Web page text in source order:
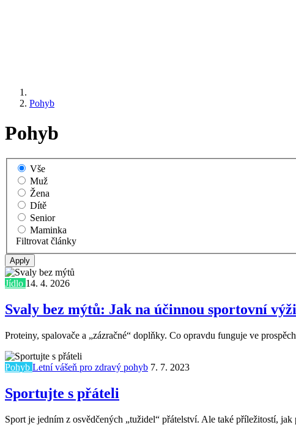
Pohyb
Pohyb
Vše
Muž
Žena
Dítě
Senior
Maminka
Filtrovat články
Jídlo 14. 4. 2026
Svaly bez mýtů: Jak na účinnou sportovní
Proteiny, spalovače a „zázračné“ doplňky. Co opravdu funguje ve
Pohyb Letní vášeň pro zdravý pohyb 7. 7. 2023
Sportujte s přáteli
Sport je jedním z osvědčených „tužidel“ přátelství. Ale také příležitostí,